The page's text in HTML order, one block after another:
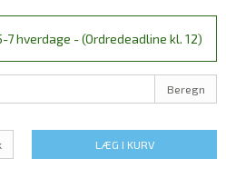
hverdage - (Ordredeadline kl. 12)
Beregn
LÆG I KURV